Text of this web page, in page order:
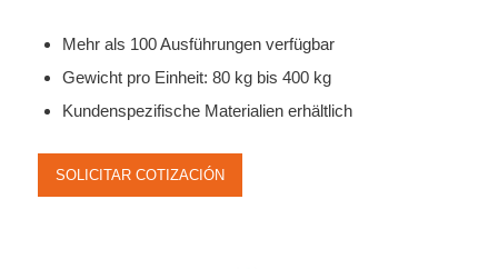
Mehr als 100 Ausführungen verfügbar
Gewicht pro Einheit: 80 kg bis 400 kg
Kundenspezifische Materialien erhältlich
SOLICITAR COTIZACIÓN